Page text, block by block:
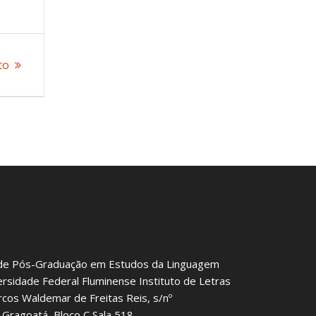
Pós-Graduação em Estudos da Linguagem
Federal Fluminense Instituto de Letras
Waldemar de Freitas Reis, s/nº